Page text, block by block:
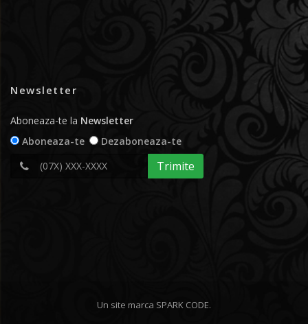
Newsletter
Aboneaza-te la Newsletter
Aboneaza-te
Dezaboneaza-te
Trimite
Un site marca SPARK CODE.